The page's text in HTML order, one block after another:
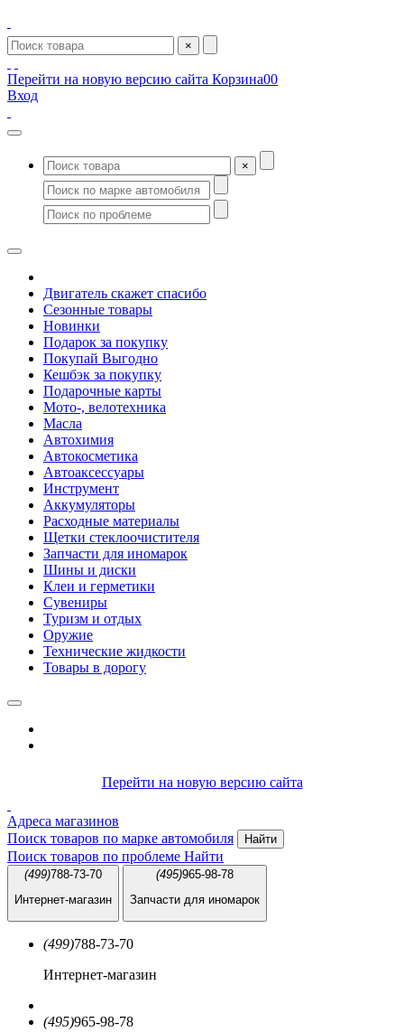
×
Перейти на новую версию сайта Корзина00
Вход
×
Двигатель скажет спасибо
Сезонные товары
Новинки
Подарок за покупку
Покупай Выгодно
Кешбэк за покупку
Подарочные карты
Мото-, велотехника
Масла
Автохимия
Автокосметика
Автоаксессуары
Инструмент
Аккумуляторы
Расходные материалы
Щетки стеклоочистителя
Запчасти для иномарок
Шины и диски
Клеи и герметики
Сувениры
Туризм и отдых
Оружие
Технические жидкости
Товары в дорогу
Перейти на новую версию сайта
Адреса магазинов
Поиск товаров по марке автомобиля
Найти
Поиск товаров по проблеме Найти
(499)788-73-70
Интернет-магазин
(495)965-98-78
Запчасти для иномарок
(499)788-73-70
Интернет-магазин
(495)965-98-78